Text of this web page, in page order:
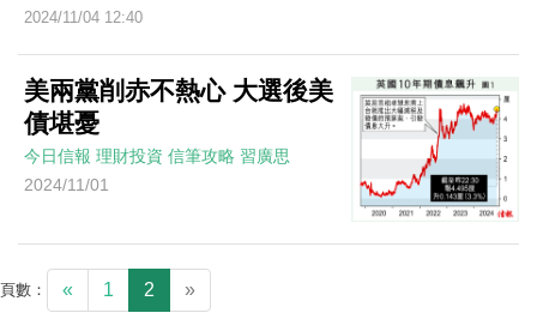
2024/11/04 12:40
美兩黨削赤不熱心 大選後美
債堪憂
今日信報 理財投資 信筆攻略 習廣思
2024/11/01
頁數： « 1 2 »